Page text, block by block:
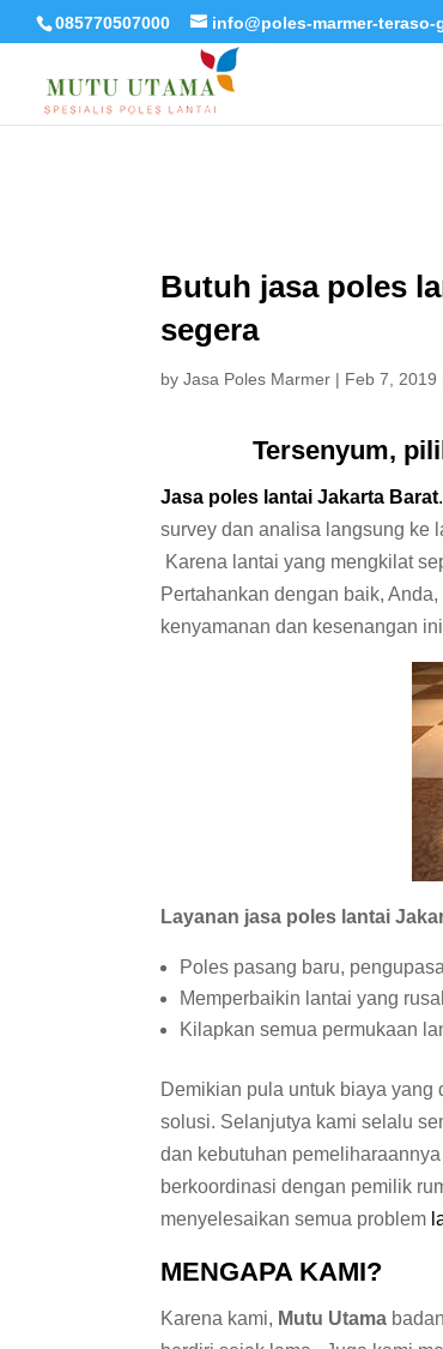
085770507000 info@poles-marmer-teraso-
Butuh jasa poles
segera
byJasa Poles Marmer | Feb 7, 2019
Tersenyum,
Jasa poles lantai Jakarta Barat.
survey dan analisa langsung ke
Karena lantai yang mengkilat
Pertahankan dengan baik,
kenyamanan dan kesenangan
Layanan jasa poles lantai
Poles pasang baru,
Memperbaikin lantai yang
Kilapkan semua permukaan
Demikian pula untuk biaya yang
solusi. Selanjutya kami selalu
dan kebutuhan
berkoordinasi dengan pemilik
menyelesaikan semua problem
MENGAPA KAMI?
Karena kami, Mutu Utama